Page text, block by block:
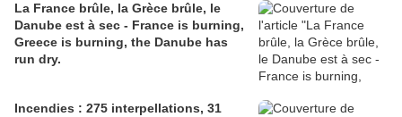
La France brûle, la Grèce brûle, le
Danube est à sec - France is burning,
Greece is burning, the Danube has
run dry.
Incendies : 275 interpellations, 31